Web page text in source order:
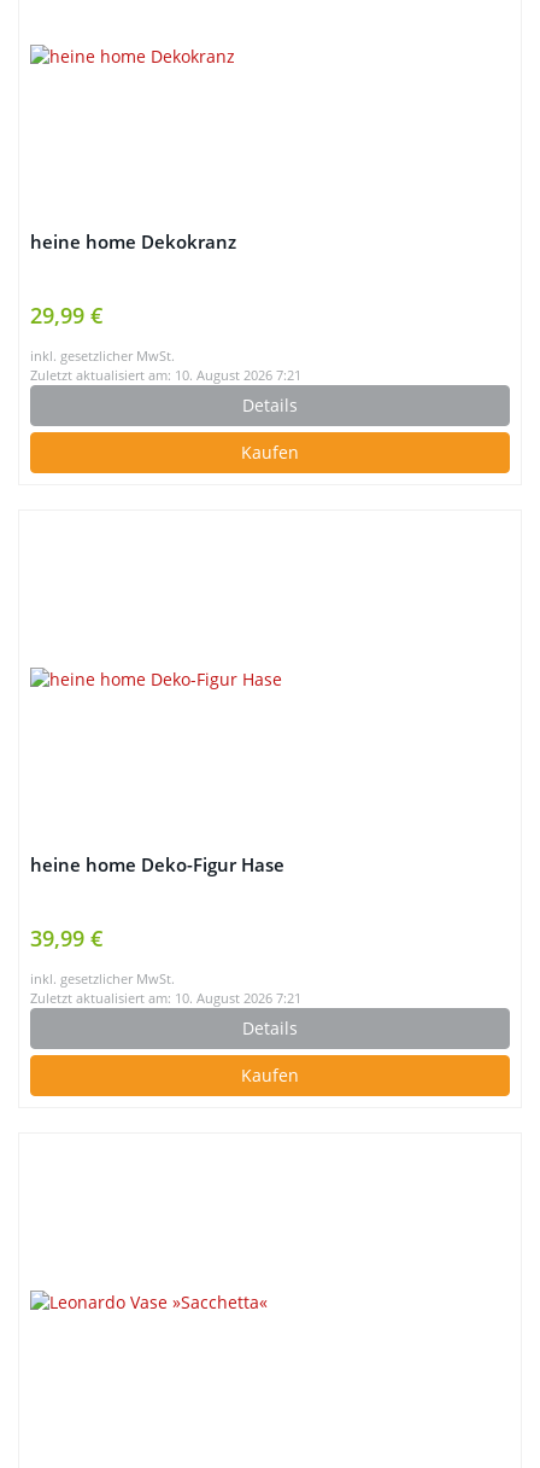
heine home Dekokranz
29,99 €
inkl. gesetzlicher MwSt.
Zuletzt aktualisiert am: 10. August 2026 7:21
Details
Kaufen
heine home Deko-Figur Hase
39,99 €
inkl. gesetzlicher MwSt.
Zuletzt aktualisiert am: 10. August 2026 7:21
Details
Kaufen